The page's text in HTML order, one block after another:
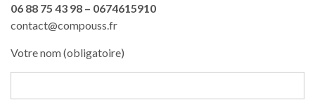
06 88 75 43 98 – 0674615910
contact@compouss.fr
Votre nom (obligatoire)